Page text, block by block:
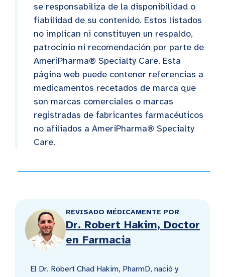
se responsabiliza de la disponibilidad o
fiabilidad de su contenido. Estos listados
no implican ni constituyen un respaldo,
patrocinio ni recomendación por parte de
AmeriPharma® Specialty Care. Esta
página web puede contener referencias a
medicamentos recetados de marca que
son marcas comerciales o marcas
registradas de fabricantes farmacéuticos
no afiliados a AmeriPharma® Specialty
Care.
REVISADO MÉDICAMENTE POR
Dr. Robert Hakim, Doctor
en Farmacia
El Dr. Robert Chad Hakim, PharmD, nació y